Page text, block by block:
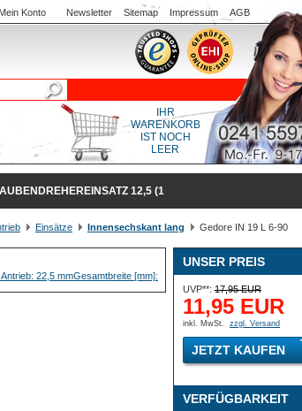
Mein Konto Newsletter Sitemap Impressum AGB
IHR
WARENKORB
IST NOCH
LEER
12,5 (1
Einsätze Innensechskant lang
Gedore IN 19 L 6-90
UNSER PREIS
UVP**: 17,95 EUR
11,95 EUR
inkl. MwSt. zzgl. Versand
JETZT KAUFEN
VERFÜGBARKEIT